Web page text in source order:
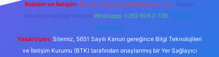
Reklam ve İletişim: E-mail: backlinkpaneli@gmail.com Teams:
forumhizmeti@gmail.com Whatsapp: 0262 606 0 726 Telegram:
@karabul
Yasal Uyarı: Sitemiz, 5651 Sayılı Kanun gereğince Bilgi Teknolojileri
ve İletişim Kurumu (BTK) tarafından onaylanmış bir Yer Sağlayıcı